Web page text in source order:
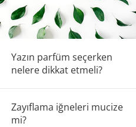
Yazın parfüm seçerken
nelere dikkat etmeli?
Zayıflama iğneleri mucize
mi?